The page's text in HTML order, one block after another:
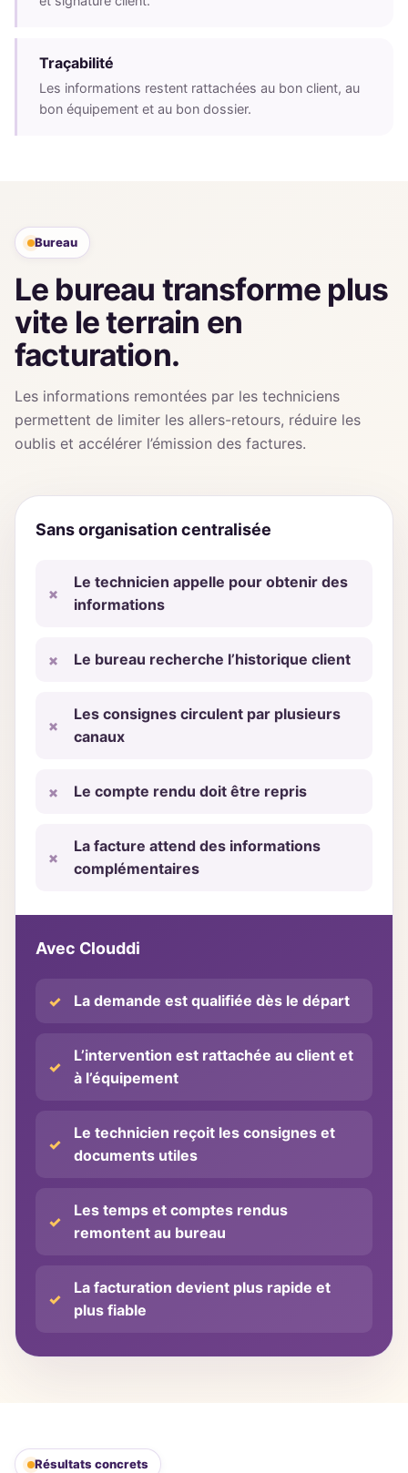
Traçabilité
Les informations restent rattachées au bon client, au
bon équipement et au bon dossier.
Bureau
Le bureau transforme plus
vite le terrain en
facturation.
Les informations remontées par les techniciens
permettent de limiter les allers-retours, réduire les
oublis et accélérer l’émission des factures.
Sans organisation centralisée
Le technicien appelle pour obtenir des
informations
Le bureau recherche l’historique client
Les consignes circulent par plusieurs
canaux
Le compte rendu doit être repris
La facture attend des informations
complémentaires
Avec Clouddi
La demande est qualifiée dès le départ
L’intervention est rattachée au client et
à l’équipement
Le technicien reçoit les consignes et
documents utiles
Les temps et comptes rendus
remontent au bureau
La facturation devient plus rapide et
plus fiable
Résultats concrets